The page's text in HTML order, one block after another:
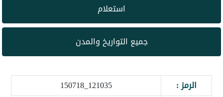
استعلام
جميع التواريخ والمدن
الرمز :
121035_150718